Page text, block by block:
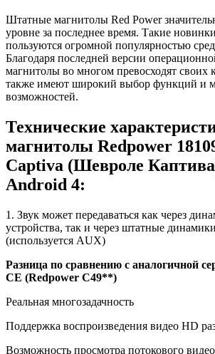
Штатные магнитолы Red Power
уровне за последнее время. Такие
пользуются огромной популярностью
Благодаря последней версии
магнитолы во многом превосходят своих
также имеют широкий выбор функций и
возможностей.
Технические
магнитолы Redpower
Captiva (Шевроле
Android 4:
1. Звук может передаваться как через
устройства, так и через штатные
(используется AUX)
Разница по сравнению с аналогичной
CE (Redpower C49**)
Реальная многозадачность
Поддержка воспроизведения видео HD
Возможность просмотра потокового